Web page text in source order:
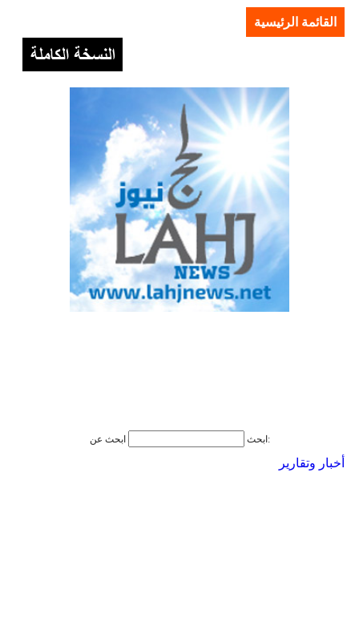
القائمة الرئيسية
ابحث ابحث عن:
أخبار وتقارير